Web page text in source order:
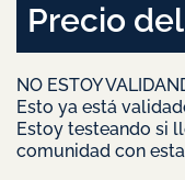
Precio
NO ESTOY
Esto ya está
Estoy testeando si
comunidad con